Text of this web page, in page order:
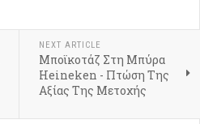
NEXT ARTICLE
Μποϊκοτάζ Στη Μπύρα
Heineken - Πτώση Της
Αξίας Της Μετοχής